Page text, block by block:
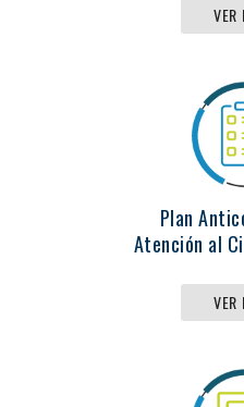
VER
Plan
Atención al
VER